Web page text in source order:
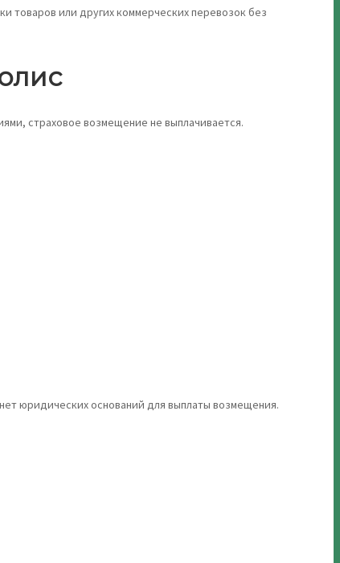
товаров или других коммерческих перевозок без
страховое возмещение не выплачивается.
юридических оснований для выплаты возмещения.